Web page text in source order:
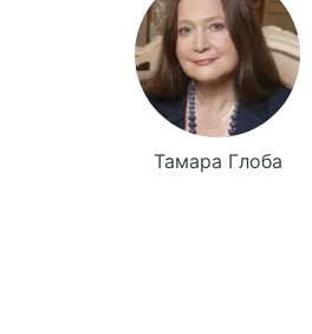
Тамара Глоба